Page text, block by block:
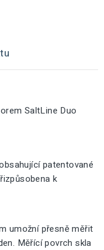
SaltLine Duo
patentované
k
umožní přesně měřit
Měřící povrch skla